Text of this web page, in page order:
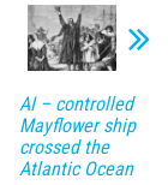
AI – controlled
Mayflower ship
crossed the
Atlantic Ocean